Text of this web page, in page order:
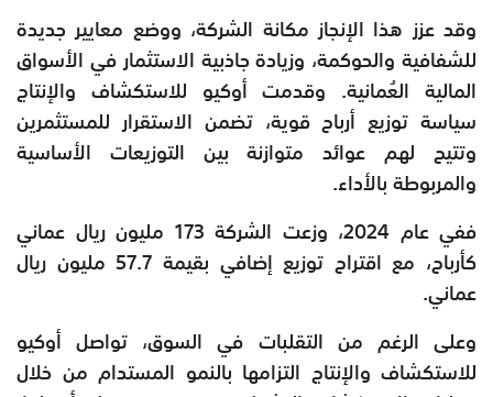
وقد عزز هذا الإنجاز مكانة الشركة، ووضع معايير جديدة
للشفافية والحوكمة، وزيادة جاذبية الاستثمار في الأسواق
المالية العُمانية. وقدمت أوكيو للاستكشاف والإنتاج
سياسة توزيع أرباح قوية، تضمن الاستقرار للمستثمرين
وتتيح لهم عوائد متوازنة بين التوزيعات الأساسية
والمربوطة بالأداء.
ففي عام 2024، وزعت الشركة 173 مليون ريال عماني
كأرباح، مع اقتراح توزيع إضافي بقيمة 57.7 مليون ريال
عماني.
وعلى الرغم من التقلبات في السوق، تواصل أوكيو
للاستكشاف والإنتاج التزامها بالنمو المستدام من خلال